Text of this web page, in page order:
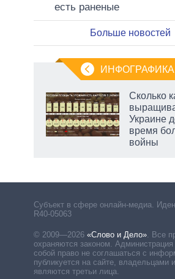
есть раненые
Больше новостей
ИНФОГРАФИКА
Сколько
Украине
время
войны
Субъект в сфере онлайн-медиа.
R40-05063
© 2009—2026 «Слово и Дело»
Все
охраняются законом. Администрация
собой право не соглашаться с
публикуется на сайте, владельцами
являются третьи лица.